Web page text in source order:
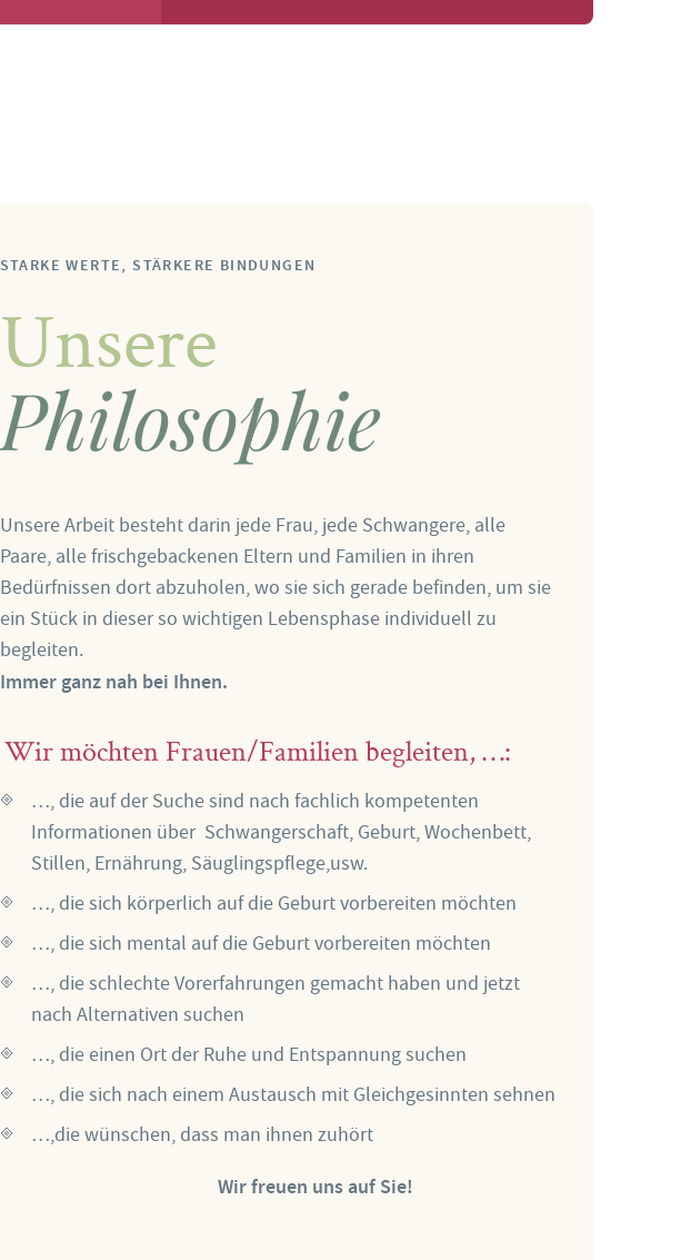
STARKE WERTE, STÄRKERE BINDUNGEN
Unsere
Philosophie
Unsere Arbeit besteht darin jede Frau, jede Schwangere, alle
Paare, alle frischgebackenen Eltern und Familien in ihren
Bedürfnissen dort abzuholen, wo sie sich gerade befinden, um sie
ein Stück in dieser so wichtigen Lebensphase individuell zu
begleiten.
Immer ganz nah bei Ihnen.
Wir möchten Frauen/Familien begleiten, …:
…, die auf der Suche sind nach fachlich kompetenten
Informationen über Schwangerschaft, Geburt, Wochenbett,
Stillen, Ernährung, Säuglingspflege,usw.
…, die sich körperlich auf die Geburt vorbereiten möchten
…, die sich mental auf die Geburt vorbereiten möchten
…, die schlechte Vorerfahrungen gemacht haben und jetzt
nach Alternativen suchen
…, die einen Ort der Ruhe und Entspannung suchen
…, die sich nach einem Austausch mit Gleichgesinnten sehnen
…,die wünschen, dass man ihnen zuhört
Wir freuen uns auf Sie!